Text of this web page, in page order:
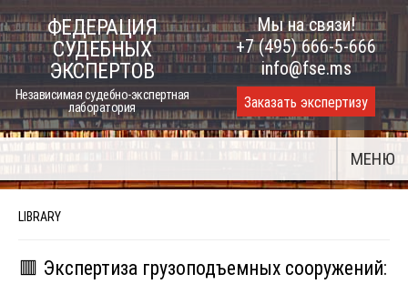
Skip
to
content
ФЕДЕРАЦИЯ
СУДЕБНЫХ
ЭКСПЕРТОВ
Независимая судебно-экспертная
лаборатория
Мы на связи!
+7 (495) 666-5-666
info@fse.ms
Заказать экспертизу
МЕНЮ
LIBRARY
🟥 Экспертиза грузоподъемных сооружений: